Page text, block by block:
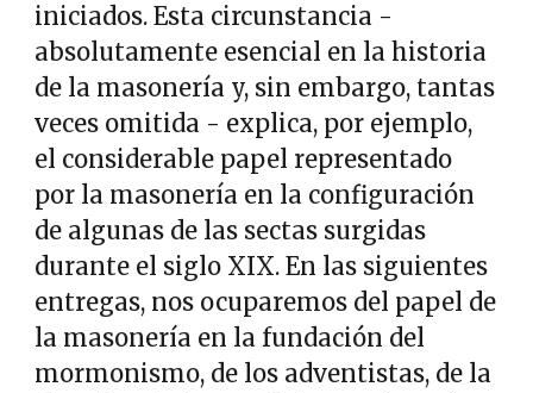
iniciados. Esta circunstancia -
absolutamente esencial en la historia
de la masonería y, sin embargo, tantas
veces omitida - explica, por ejemplo,
el considerable papel representado
por la masonería en la configuración
de algunas de las sectas surgidas
durante el siglo XIX. En las siguientes
entregas, nos ocuparemos del papel de
la masonería en la fundación del
mormonismo, de los adventistas, de la